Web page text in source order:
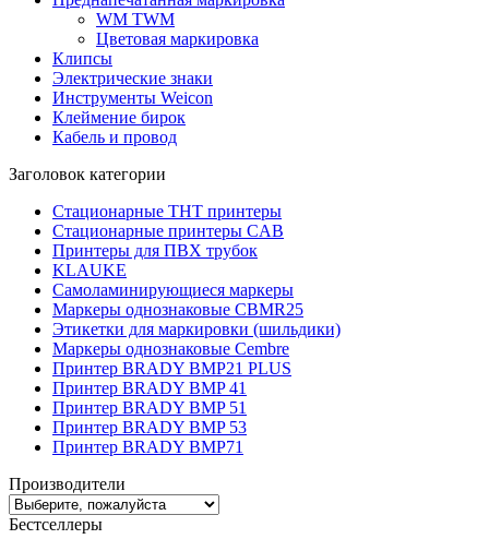
WM TWM
Цветовая маркировка
Клипсы
Электрические знаки
Инструменты Weicon
Клеймение бирок
Кабель и провод
Заголовок категории
Стационарные THT принтеры
Стационарные принтеры CAB
Принтеры для ПВХ трубок
KLAUKE
Самоламинирующиеся маркеры
Маркеры однознаковые CBMR25
Этикетки для маркировки (шильдики)
Маркеры однознаковые Cembre
Принтер BRADY BMP21 PLUS
Принтер BRADY BMP 41
Принтер BRADY BMP 51
Принтер BRADY BMP 53
Принтер BRADY BMP71
Производители
Бестселлеры